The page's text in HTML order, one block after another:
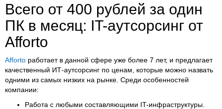
Всего от 400 рублей за один
ПК в месяц: IT-аутсорсинг от
Afforto
Afforto работает в данной сфере уже более 7 лет, и предлагает
качественный ИТ-аутсорсинг по ценам, которые можно назвать
одними из самых низких на рынке. Среди особенностей
компании:
Работа с любыми составляющими IT-инфраструктуры.